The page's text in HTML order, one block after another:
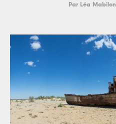
Par Léa Mabilon